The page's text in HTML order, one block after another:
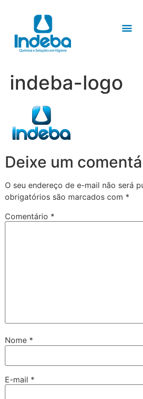
indeba-logo
Deixe um
O seu endereço de e-mail não será
obrigatórios são marcados com *
Comentário *
Nome *
E-mail *